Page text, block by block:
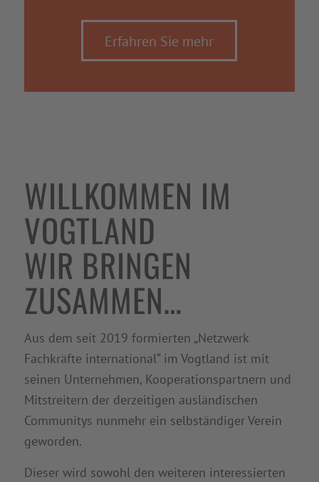
Erfahren Sie mehr
WILLKOMMEN IM
VOGTLAND
WIR BRINGEN
ZUSAMMEN…
Aus dem seit 2019 formierten „Netzwerk
Fachkräfte international“ im Vogtland ist mit
seinen Unternehmen, Kooperationspartnern und
Mitstreitern der derzeitigen ausländischen
Communitys nunmehr ein selbständiger Verein
geworden.
Dieser wird sowohl den weiteren interessierten